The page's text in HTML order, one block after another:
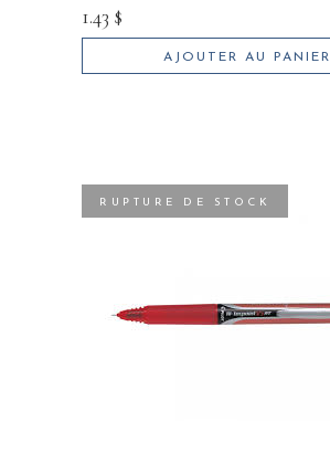
1.43 $
AJOUTER AU PANIER
RUPTURE DE STOCK